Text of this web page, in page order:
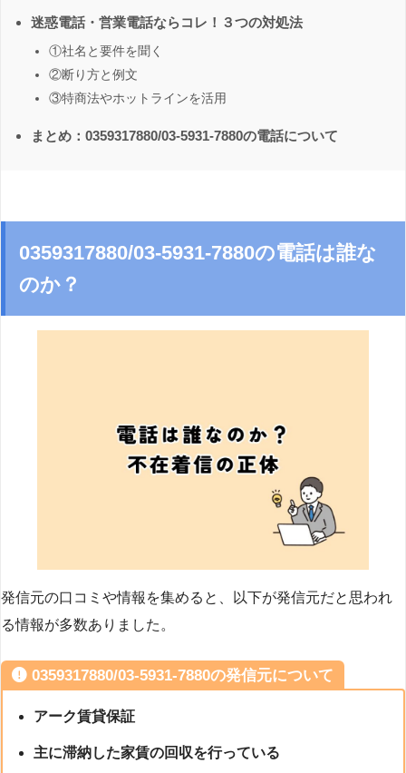
迷惑電話・営業電話ならコレ！３つの対処法
①社名と要件を聞く
②断り方と例文
③特商法やホットラインを活用
まとめ：0359317880/03-5931-7880の電話について
0359317880/03-5931-7880の電話は誰な
のか？
発信元の口コミや情報を集めると、以下が発信元だと思われ
る情報が多数ありました。
0359317880/03-5931-7880の発信元について
アーク賃貸保証
主に滞納した家賃の回収を行っている